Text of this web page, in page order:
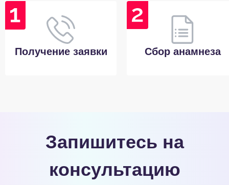
Получение заявки Сбор анамнеза
Запишитесь на
консультацию